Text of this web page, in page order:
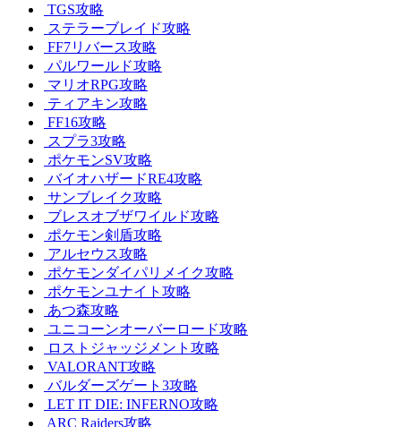
TGS攻略
ステラーブレイド攻略
FF7リバース攻略
パルワールド攻略
マリオRPG攻略
ティアキン攻略
FF16攻略
スプラ3攻略
ポケモンSV攻略
バイオハザードRE4攻略
サンブレイク攻略
ブレスオブザワイルド攻略
ポケモン剣盾攻略
アルセウス攻略
ポケモンダイパリメイク攻略
ポケモンユナイト攻略
あつ森攻略
ユニコーンオーバーロード攻略
ロストジャッジメント攻略
VALORANT攻略
バルダーズゲート3攻略
LET IT DIE: INFERNO攻略
ARC Raiders攻略